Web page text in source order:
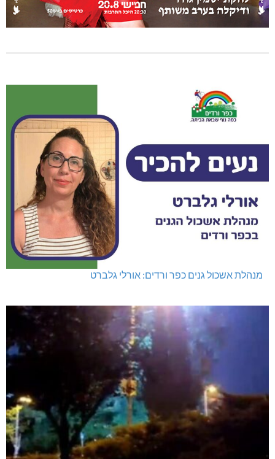
מנהלת אשכול גנים כפר ורדים: אורלי גלברט